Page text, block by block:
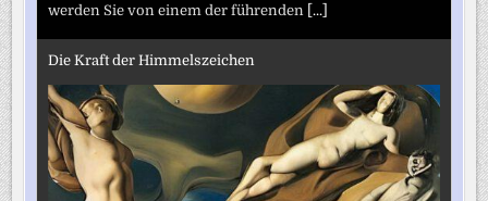
werden Sie von einem der führenden [...]
Die Kraft der Himmelszeichen